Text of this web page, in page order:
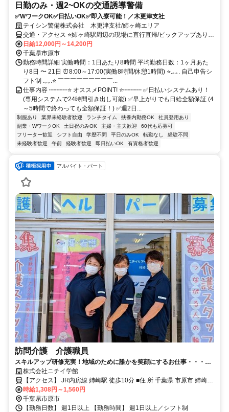
日勤のみ・週2~OKの交通誘導警備
✅WワークOK✅日払いOK✅即入寮可能！／木更津支社
テイシン警備株式会社 木更津支社/姉ヶ崎エリア
交通・アクセス ⭐姉ヶ崎駅周辺の現場に直行直帰/ピックアップあり！
移動の心配は不要です♪
日給12,000円～14,200円
千葉県市原市
勤務時間詳細 実働時間：1日あたり8時間 平均勤務日数：1ヶ月あた
り8日 〜 21日 ⏰8:00～17:00(実働8時間/休憩1時間) ⭐.｡｡. 自己申告シ
フト制 .｡｡.⭐ ￣￣￣￣￣￣￣￣￣...
仕事内容 ┉┉┉⭐ オススメPOINT! ⭐┉┉┉ ✅日払いシステムあり！
(専用システムで24時間引き出し可能) ✅早上がりでも日給全額保証 (4
～5時間で終わっても全額保証！) ✅週2日...
制服あり 業界未経験者歓迎 ランチタイム 扶養内勤務OK
社員登用あり
副業・WワークOK
土日祝のみOK 主婦・主夫歓迎
60代も応募可
フリーター歓迎
シフト自由 学歴不問 平日のみOK 転勤なし
経験不問
未経験者歓迎
午前 経験者歓迎 即日払いOK 有資格者歓迎
アルバイト・パート
訪問介護 介護職員
スキルアップ研修充実！地域のために誰かを笑顔にするお仕事・・・一
緒に訪問介護サービスで働いてみませんか？あいている時間を有効活用
できます。久しぶりでもOK♪慣れるまで丁寧にお教えします。
株式会社ニチイ学館
【アクセス】 JR内房線 姉崎駅 徒歩10分 ■住 所 千葉県 市原市 姉崎
984番地1さんすかい3マンション102 ■アクセス JR内房線 姉崎駅 徒
歩10分
時給1,308円～1,560円
千葉県市原市
【勤務日数】 週1日以上 【勤務時間】 週1日以上／シフト制